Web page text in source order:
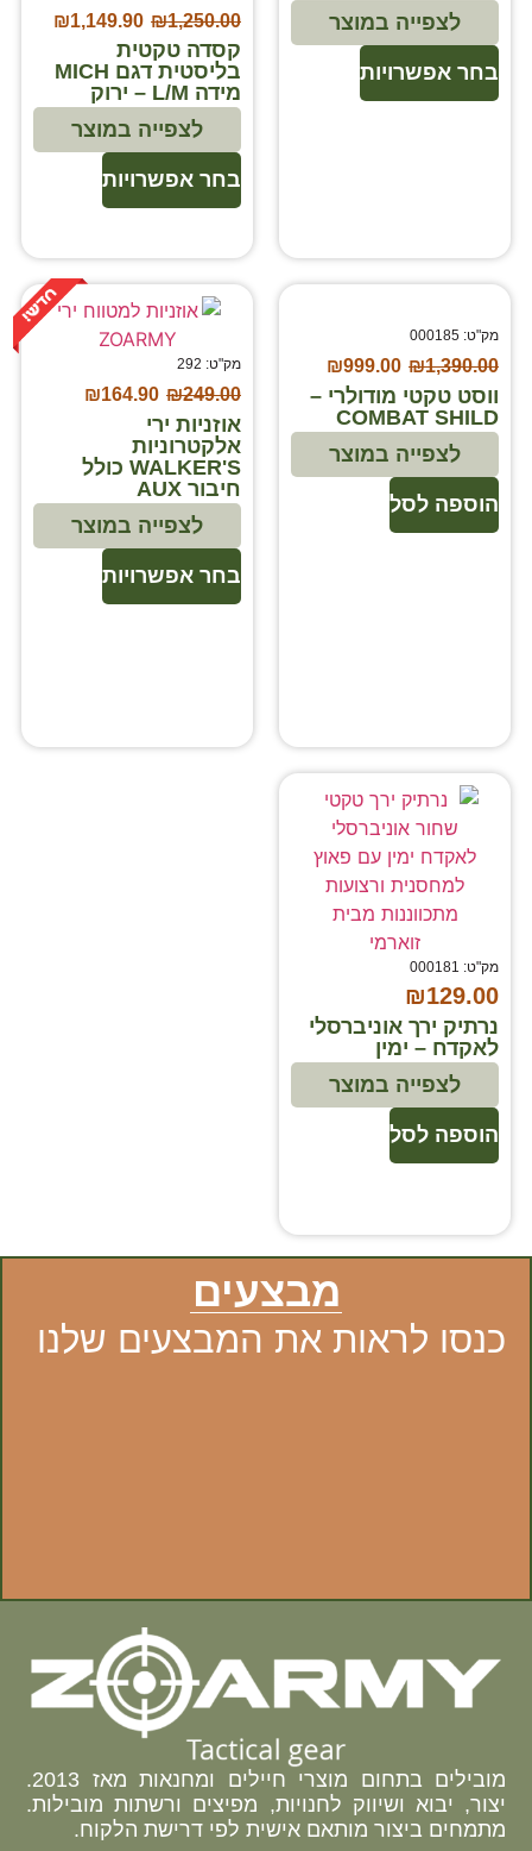
בחר אפשרויות
לצפייה במוצר ₪1,250.00
₪1,149.90
קסדה טקטית
בליסטית דגם MICH
מידה L/M – ירוק
בחר אפשרויות
לצפייה במוצר
מק"ט: 000185
₪1,390.00
₪999.00
ווסט טקטי מודולרי –
COMBAT SHILD
הוספה לסל
לצפייה במוצר
מק"ט: 292
₪249.00
₪164.90
אוזניות ירי
אלקטרוניות
WALKER'S כולל
חיבור AUX
בחר אפשרויות
לצפייה במוצר
מק"ט: 000181
₪129.00
נרתיק ירך אוניברסלי
לאקדח – ימין
הוספה לסל
לצפייה במוצר
מבצעים
כנסו לראות את המבצעים שלנו
מובילים בתחום מוצרי חיילים ומחנאות מאז 2013.
יצור, יבוא ושיווק לחנויות, מפיצים ורשתות מובילות.
מתמחים ביצור מותאם אישית לפי דרישת הלקוח.